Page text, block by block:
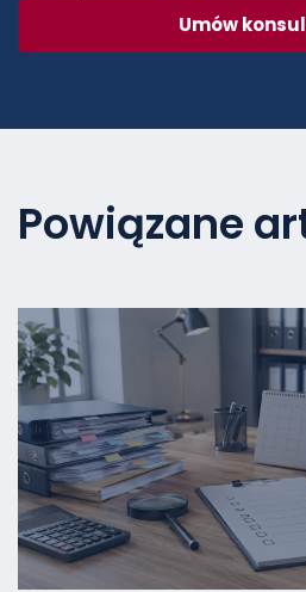
Umów
Powiązane